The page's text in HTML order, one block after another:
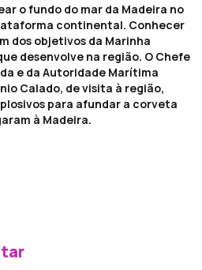
o fundo do mar da Madeira no
continental. Conhecer
dos objetivos da Marinha
desenvolve na região. O Chefe
e da Autoridade Marítima
Calado, de visita à região,
para afundar a corveta
à Madeira.